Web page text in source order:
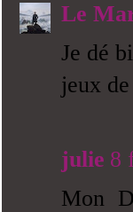
Le
Je dé
jeux
julie 8
Mon